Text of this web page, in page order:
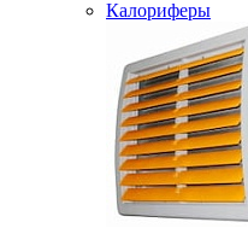
Калориферы